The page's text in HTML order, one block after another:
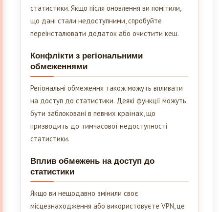
статистики. Якщо після оновлення ви помітили,
що дані стали недоступними, спробуйте
переінсталювати додаток або очистити кеш.
Конфлікти з регіональними
обмеженнями
Регіональні обмеження також можуть впливати
на доступ до статистики. Деякі функції можуть
бути заблоковані в певних країнах, що
призводить до тимчасової недоступності
статистики.
Вплив обмежень на доступ до
статистики
Якщо ви нещодавно змінили своє
місцезнаходження або використовуєте VPN, це